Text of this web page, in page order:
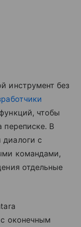
инструмент без
чтобы
переписке. В
с
командами,
отдельные
с оконечным